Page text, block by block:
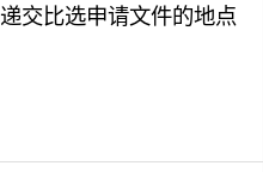
递交比选申请文件的地点